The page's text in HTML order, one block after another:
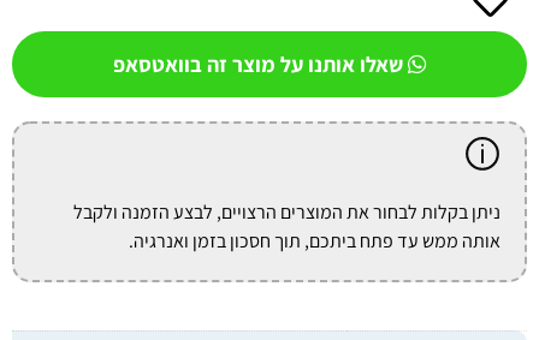
שאלו אותנו על מוצר זה בוואטסאפ
ניתן בקלות לבחור את המוצרים הרצויים, לבצע הזמנה ולקבל
אותה ממש עד פתח ביתכם, תוך חסכון בזמן ואנרגיה.